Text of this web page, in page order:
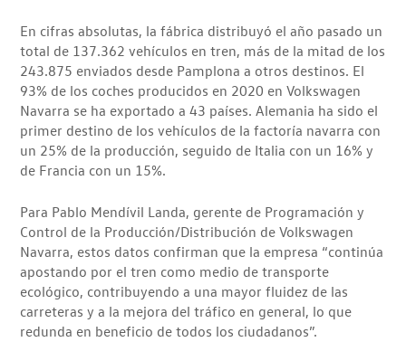
En cifras absolutas, la fábrica distribuyó el año pasado un
total de 137.362 vehículos en tren, más de la mitad de los
243.875 enviados desde Pamplona a otros destinos. El
93% de los coches producidos en 2020 en Volkswagen
Navarra se ha exportado a 43 países. Alemania ha sido el
primer destino de los vehículos de la factoría navarra con
un 25% de la producción, seguido de Italia con un 16% y
de Francia con un 15%.
Para Pablo Mendívil Landa, gerente de Programación y
Control de la Producción/Distribución de Volkswagen
Navarra, estos datos confirman que la empresa “continúa
apostando por el tren como medio de transporte
ecológico, contribuyendo a una mayor fluidez de las
carreteras y a la mejora del tráfico en general, lo que
redunda en beneficio de todos los ciudadanos”.